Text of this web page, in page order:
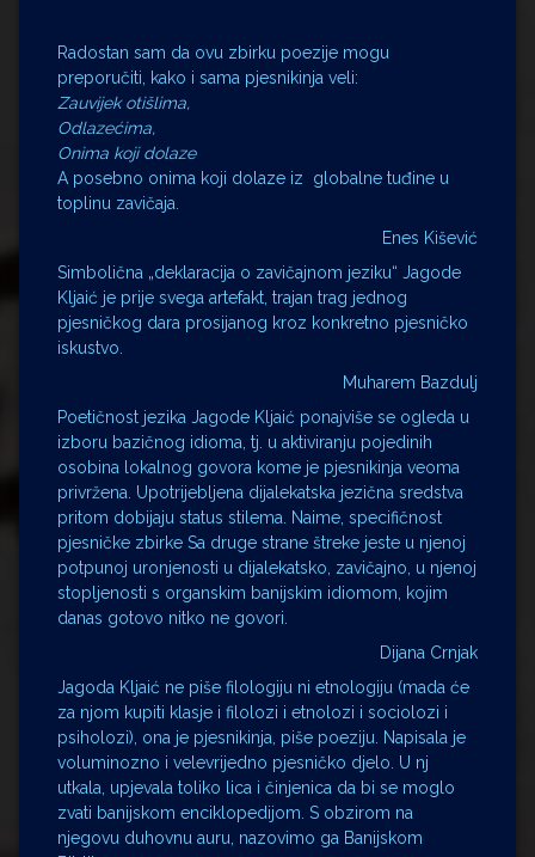
Radostan sam da ovu zbirku poezije mogu
preporučiti, kako i sama pjesnikinja veli:
Zauvijek otišlima,
Odlazećima,
Onima koji dolaze
A posebno onima koji dolaze iz globalne tuđine u
toplinu zavičaja.
Enes Kišević
Simbolična „deklaracija o zavičajnom jeziku“ Jagode
Kljaić je prije svega artefakt, trajan trag jednog
pjesničkog dara prosijanog kroz konkretno pjesničko
iskustvo.
Muharem Bazdulj
Poetičnost jezika Jagode Kljaić ponajviše se ogleda u
izboru bazičnog idioma, tj. u aktiviranju pojedinih
osobina lokalnog govora kome je pjesnikinja veoma
privržena. Upotrijebljena dijalekatska jezična sredstva
pritom dobijaju status stilema. Naime, specifičnost
pjesničke zbirke Sa druge strane štreke jeste u njenoj
potpunoj uronjenosti u dijalekatsko, zavičajno, u njenoj
stopljenosti s organskim banijskim idiomom, kojim
danas gotovo nitko ne govori.
Dijana Crnjak
Jagoda Kljaić ne piše filologiju ni etnologiju (mada će
za njom kupiti klasje i filolozi i etnolozi i sociolozi i
psiholozi), ona je pjesnikinja, piše poeziju. Napisala je
voluminozno i velevrijedno pjesničko djelo. U nj
utkala, upjevala toliko lica i činjenica da bi se moglo
zvati banijskom enciklopedijom. S obzirom na
njegovu duhovnu auru, nazovimo ga Banijskom